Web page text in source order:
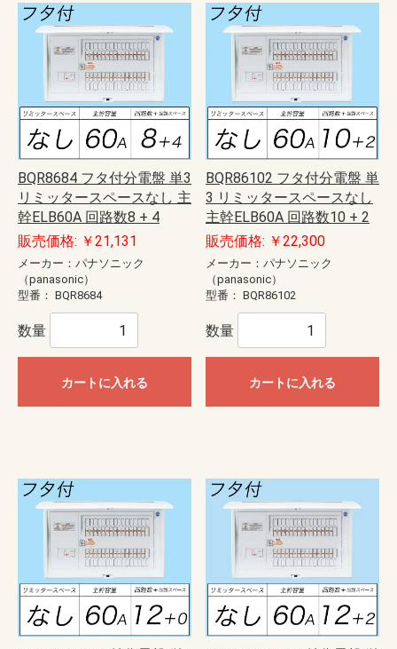
BQR8684 フタ付分電盤 単3
リミッタースペースなし 主
幹ELB60A 回路数8 + 4
販売価格: ￥21,131
メーカー：パナソニック
（panasonic）
型番： BQR8684
数量
カートに入れる
BQR86102 フタ付分電盤 単
3 リミッタースペースなし
主幹ELB60A 回路数10 + 2
販売価格: ￥22,300
メーカー：パナソニック
（panasonic）
型番： BQR86102
数量
カートに入れる